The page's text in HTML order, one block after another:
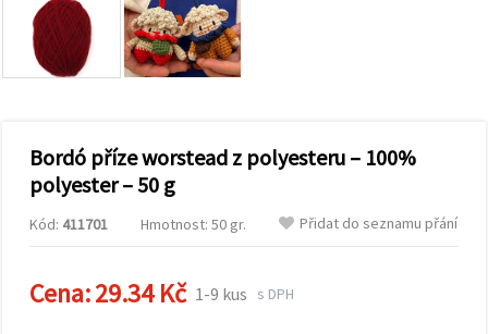
obsah a
reklamu, a
to i s
pomocí
našich
marketing.
souhlasit s
všech
cookies
"Přijmout
Bordó příze worstead z polyesteru – 100%
polyester – 50 g
Kód: 411701 Hmotnost: 50 gr. Přidat do seznamu přání
Cena:29.34 Kč 1-9 kus s DPH